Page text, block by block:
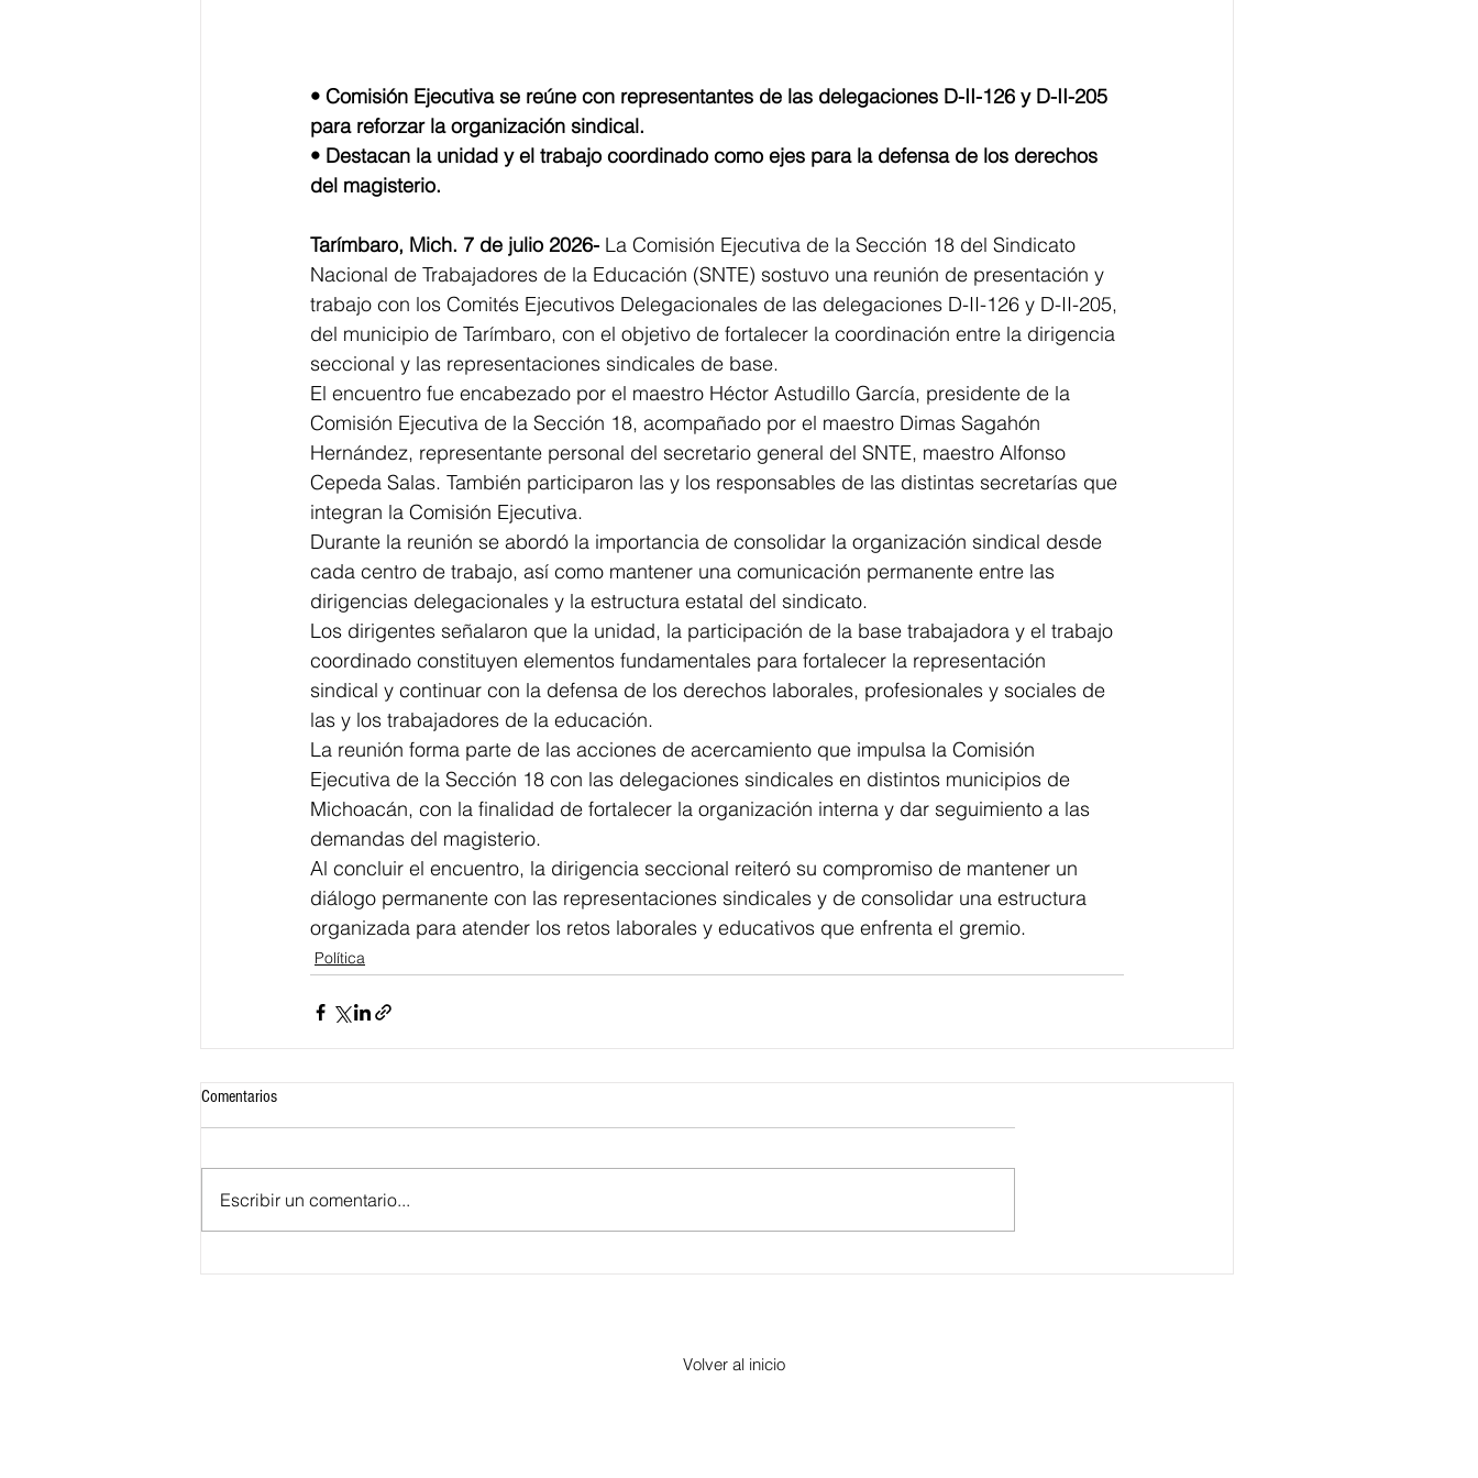
• Comisión Ejecutiva se reúne con representantes de las delegaciones D-II-126 y D-II-205
para reforzar la organización sindical.
• Destacan la unidad y el trabajo coordinado como ejes para la defensa de los derechos
del magisterio.
Tarímbaro, Mich. 7 de julio 2026- La Comisión Ejecutiva de la Sección 18 del Sindicato
Nacional de Trabajadores de la Educación (SNTE) sostuvo una reunión de presentación y
trabajo con los Comités Ejecutivos Delegacionales de las delegaciones D-II-126 y D-II-205,
del municipio de Tarímbaro, con el objetivo de fortalecer la coordinación entre la dirigencia
seccional y las representaciones sindicales de base.
El encuentro fue encabezado por el maestro Héctor Astudillo García, presidente de la
Comisión Ejecutiva de la Sección 18, acompañado por el maestro Dimas Sagahón
Hernández, representante personal del secretario general del SNTE, maestro Alfonso
Cepeda Salas. También participaron las y los responsables de las distintas secretarías que
integran la Comisión Ejecutiva.
Durante la reunión se abordó la importancia de consolidar la organización sindical desde
cada centro de trabajo, así como mantener una comunicación permanente entre las
dirigencias delegacionales y la estructura estatal del sindicato.
Los dirigentes señalaron que la unidad, la participación de la base trabajadora y el trabajo
coordinado constituyen elementos fundamentales para fortalecer la representación
sindical y continuar con la defensa de los derechos laborales, profesionales y sociales de
las y los trabajadores de la educación.
La reunión forma parte de las acciones de acercamiento que impulsa la Comisión
Ejecutiva de la Sección 18 con las delegaciones sindicales en distintos municipios de
Michoacán, con la finalidad de fortalecer la organización interna y dar seguimiento a las
demandas del magisterio.
Al concluir el encuentro, la dirigencia seccional reiteró su compromiso de mantener un
diálogo permanente con las representaciones sindicales y de consolidar una estructura
organizada para atender los retos laborales y educativos que enfrenta el gremio.
Política
Comentarios
Escribir un comentario...
Volver al inicio